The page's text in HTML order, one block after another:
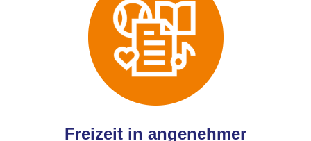
Freizeit in angenehmer